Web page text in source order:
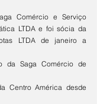
Comércio e Serviço
LTDA e foi sócia da
LTDA de janeiro a
da Saga Comércio de
Centro América desde